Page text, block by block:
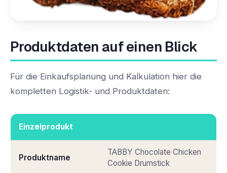
Produktdaten auf einen Blick
Für die Einkaufsplanung und Kalkulation hier die
kompletten Logistik- und Produktdaten:
Einzelprodukt
Produktname
TABBY Chocolate Chicken
Cookie Drumstick